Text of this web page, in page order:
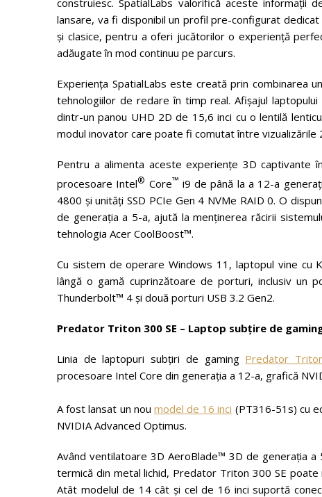
construiesc. SpatialLabs valorifică aceste
lansare, va fi disponibil un profil pre-configurat
și clasice, pentru a oferi jucătorilor o experiență
adăugate în mod continuu pe parcurs.
Experiența SpatialLabs este creată prin combinarea
tehnologiilor de redare în timp real. Afișajul
dintr-un panou UHD 2D de 15,6 inci cu o lentilă
modul inovator care poate fi comutat între vizualizările
Pentru a alimenta aceste experiențe 3D captivante
procesoare Intel® Core™ i9 de până la a 12-a
4800 și unități SSD PCIe Gen 4 NVMe RAID 0. O
de generația a 5-a, ajută la menținerea răcirii
tehnologia Acer CoolBoost™.
Cu sistem de operare Windows 11, laptopul vine cu
lângă o gamă cuprinzătoare de porturi, inclusiv un
Thunderbolt™ 4 și două porturi USB 3.2 Gen2.
Predator Triton 300 SE – Laptop subțire de
Linia de laptopuri subțiri de gaming Predator
procesoare Intel Core din generația a 12-a, grafică
A fost lansat un nou model de 16 inci (PT316-51s) cu
NVIDIA Advanced Optimus.
Având ventilatoare 3D AeroBlade™ 3D de generația
termică din metal lichid, Predator Triton 300 SE
Atât modelul de 14 cât și cel de 16 inci suportă